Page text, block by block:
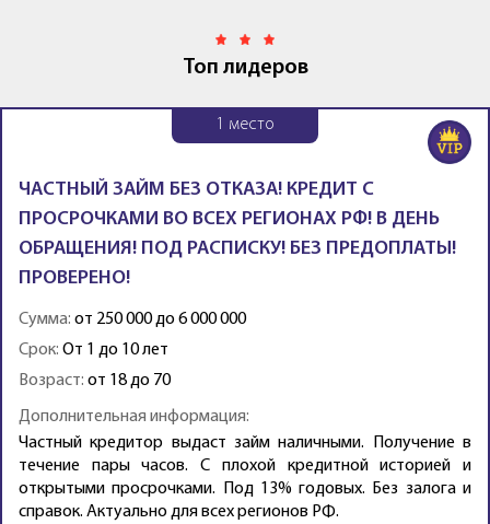
Топ лидеров
1 место
ЧАСТНЫЙ ЗАЙМ БЕЗ ОТКАЗА! КРЕДИТ С
ПРОСРОЧКАМИ ВО ВСЕХ РЕГИОНАХ РФ! В ДЕНЬ
ОБРАЩЕНИЯ! ПОД РАСПИСКУ! БЕЗ ПРЕДОПЛАТЫ!
ПРОВЕРЕНО!
Сумма: от 250 000 до 6 000 000
Срок: От 1 до 10 лет
Возраст: от 18 до 70
Дополнительная информация:
Частный кредитор выдаст займ наличными. Получение в
течение пары часов. С плохой кредитной историей и
открытыми просрочками. Под 13% годовых. Без залога и
справок. Актуально для всех регионов РФ.